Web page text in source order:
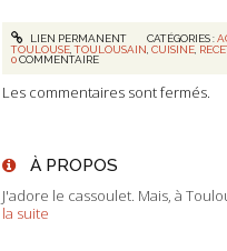
LIEN PERMANENT CATÉGORIES :
TOULOUSE,TOULOUSAIN,CUISINE,
0COMMENTAIRE
Les commentaires sont fermés.
À PROPOS
J'adore le cassoulet. Mais, à
la suite